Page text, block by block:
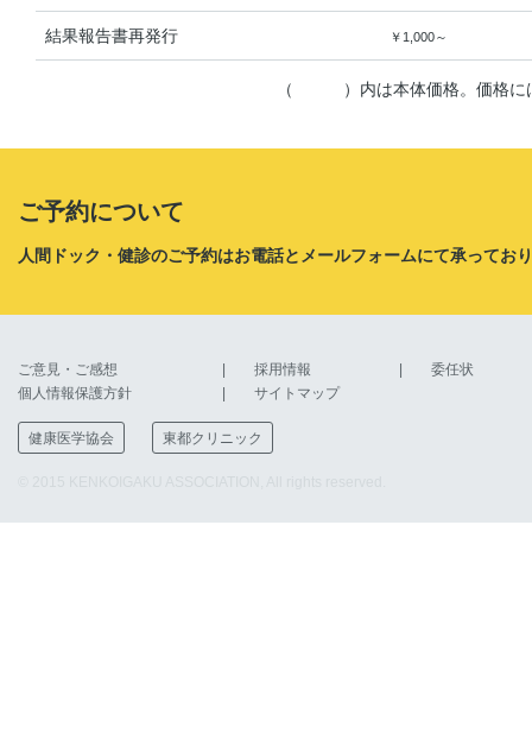
結果報告書再発行 ￥1,000～
（ ）内は本体価格。価格に
ご予約について
人間ドック・健診のご予約はお電話とメールフォームにて承ってお
ご意見・ご感想 採用情報
委任状
個人情報保護方針
サイトマップ
健康医学協会 東都クリニック